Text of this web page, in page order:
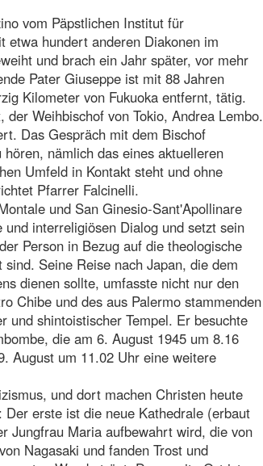
vom Päpstlichen Institut für
etwa hundert anderen Diakonen im
und brach ein Jahr später, vor mehr
Pater Giuseppe ist mit 88 Jahren
Kilometer von Fukuoka entfernt, tätig.
Weihbischof von Tokio, Andrea Lembo.
Das Gespräch mit dem Bischof
nämlich das eines aktuelleren
Umfeld in Kontakt steht und ohne
Pfarrer Falcinelli.
und San Ginesio-Sant'Apollinare
interreligiösen Dialog und setzt sein
Person in Bezug auf die theologische
Seine Reise nach Japan, die dem
dienen sollte, umfasste nicht nur den
Chibe und des aus Palermo stammenden
und shintoistischer Tempel. Er besuchte
die am 6. August 1945 um 8.16
August um 11.02 Uhr eine weitere
und dort machen Christen heute
erste ist die neue Kathedrale (erbaut
Jungfrau Maria aufbewahrt wird, die von
Nagasaki und fanden Trost und